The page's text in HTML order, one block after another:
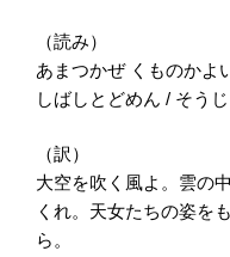
（読み）
あまつかぜ くものかよ
しばしとどめん / そう
（訳）
大空を吹く風よ。雲の
くれ。天女たちの姿を
ら。